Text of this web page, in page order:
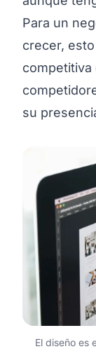
Para un
crecer,
su
El diseño es